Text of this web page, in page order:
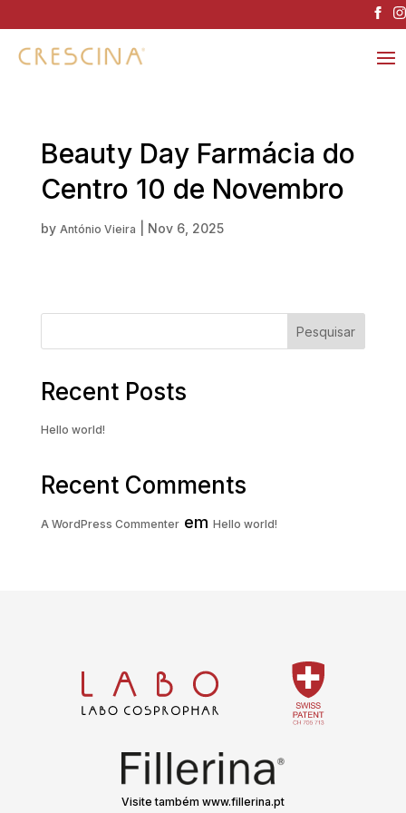
Beauty Day Farmácia do
Centro 10 de Novembro
by António Vieira Nov 6, 2025
Pesquisar
Recent Posts
Hello world!
Recent Comments
A WordPress Commenterem Hello world!
Visite também www.fillerina.pt